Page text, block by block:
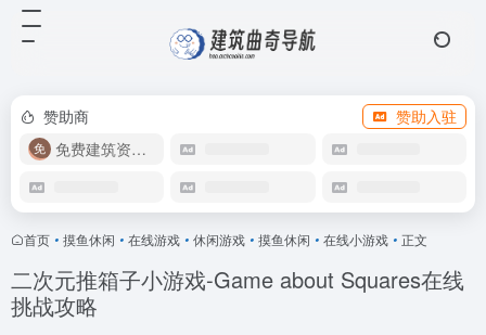
赞助商
赞助入驻
免费建筑资源库
首页 • 摸鱼休闲 • 在线游戏 • 休闲游戏 • 摸鱼休闲 • 在线小游戏 • 正文
二次元推箱子小游戏-Game about Squares在线
挑战攻略